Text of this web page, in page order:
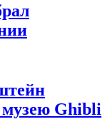
музею Ghibli